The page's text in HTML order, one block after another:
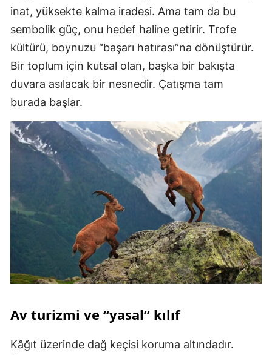
inat, yüksekte kalma iradesi. Ama tam da bu
sembolik güç, onu hedef haline getirir. Trofe
kültürü, boynuzu “başarı hatırası”na dönüştürür.
Bir toplum için kutsal olan, başka bir bakışta
duvara asılacak bir nesnedir. Çatışma tam
burada başlar.
Av turizmi ve “yasal” kılıf
Kâğıt üzerinde dağ keçisi koruma altındadır.